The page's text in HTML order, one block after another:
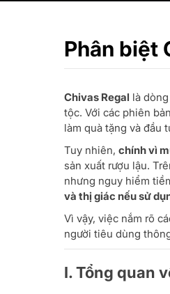
Phân biệt
Chivas Regal là
tộc. Với các phiên
làm quà tặng và đầu
Tuy nhiên, chính vì
sản xuất rượu lậu.
nhưng nguy hiểm
và thị giác nếu sử
Vì vậy, việc nắm rõ
người tiêu dùng
I. Tổng quan